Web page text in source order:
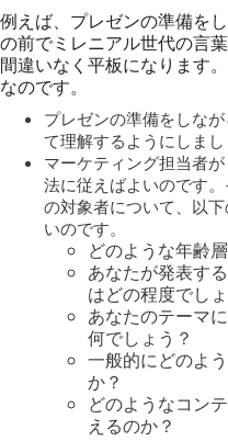
例えば、プレゼンの準備を
の前でミレニアル世代の言
間違いなく平板になります
なのです。
プレゼンの準備をしな
て理解するようにしまし
マーケティング担当者
法に従えばよいのです
の対象者について、以
いのです。
どのような年齢
あなたが発表す
はどの程度でしょ
あなたのテーマ
何でしょう？
一般的にどのよ
か？
どのようなコン
えるのか？